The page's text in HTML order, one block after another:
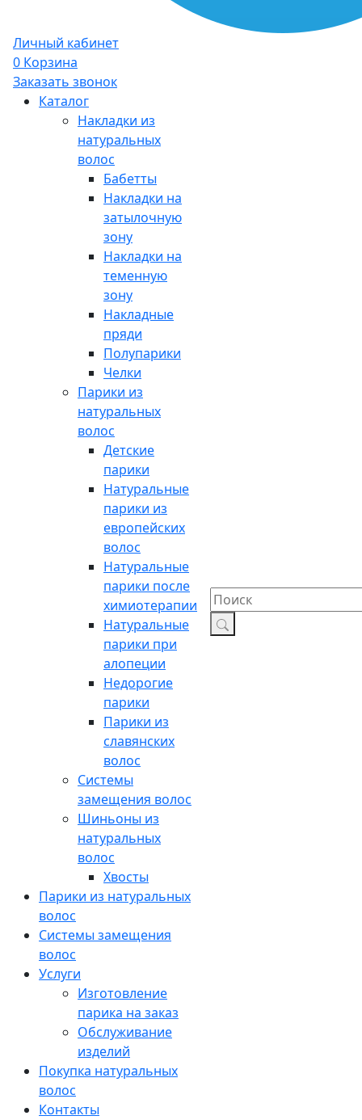
Личный кабинет
0 Корзина
Заказать звонок
Каталог
Накладки из
натуральных
волос
Бабетты
Накладки на
затылочную
зону
Накладки на
теменную
зону
Накладные
пряди
Полупарики
Челки
Парики из
натуральных
волос
Детские
парики
Натуральные
парики из
европейских
волос
Натуральные
парики после
химиотерапии
Натуральные
парики при
алопеции
Недорогие
парики
Парики из
славянских
волос
Системы
замещения волос
Шиньоны из
натуральных
волос
Хвосты
Парики из натуральных
волос
Системы замещения
волос
Услуги
Изготовление
парика на заказ
Обслуживание
изделий
Покупка натуральных
волос
Контакты